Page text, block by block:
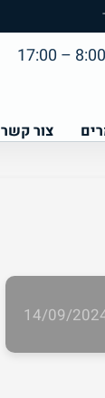
צור קשר
14/09/